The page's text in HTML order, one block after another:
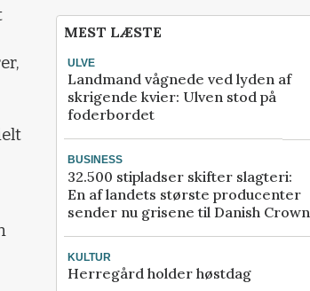
MEST LÆSTE
ULVE
Landmand vågnede ved lyden af
skrigende kvier: Ulven stod på
foderbordet
BUSINESS
32.500 stipladser skifter slagteri:
En af landets største producenter
sender nu grisene til Danish Crown
KULTUR
Herregård holder høstdag